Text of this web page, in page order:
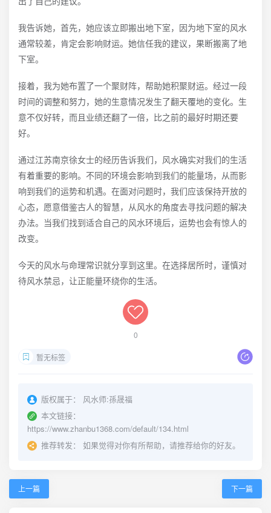
我告诉她，首先，她应该立即搬出地下室，因为地下室的风水
通常较差，肯定会影响财运。她信任我的建议，果断搬离了地
下室。
接着，我为她布置了一个聚财阵，帮助她积聚财运。经过一段
时间的调整和努力，她的生意情况发生了翻天覆地的变化。生
意不仅好转，而且业绩还翻了一倍，比之前的最好时期还要
好。
通过江苏南京徐女士的经历告诉我们，风水确实对我们的生活
有着重要的影响。不同的环境会影响到我们的能量场，从而影
响到我们的运势和机遇。在面对问题时，我们应该保持开放的
心态，愿意借鉴古人的智慧，从风水的角度去寻找问题的解决
办法。当我们找到适合自己的风水环境后，运势也会有惊人的
改变。
今天的风水与命理常识就分享到这里。在选择居所时，谨慎对
待风水禁忌，让正能量环绕你的生活。
0
暂无标签
版权属于：
风水师:孫晟福
本文链接：
https://www.zhanbu1368.com/default/134.html
推荐转发：
如果觉得对你有所帮助，请推荐给你的好友。
上一篇 下一篇